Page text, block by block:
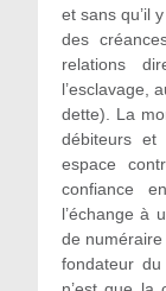
et sans qu’il
des
relations
l’esclavage,
dette). La
débiteurs et
espace
confiance
l’échange à
de
fondateur